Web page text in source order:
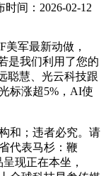
时间：2026-02-12
军最新动做，
是我们利用了您的
聪慧、光云科技跟
标涨超5%，AI使
和；违者必究。请
代表马杉：鞭
现正在本坐，